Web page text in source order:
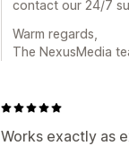
contact our 24/7
Warm regards,
The NexusMedia
Works exactly as